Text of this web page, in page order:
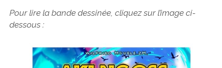
Pour lire la bande dessinée, cliquez sur l’image ci-
dessous :